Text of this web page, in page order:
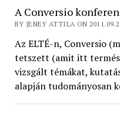
A Conversio
BY JENEY ATTILA ON
Az ELTÉ-n, Conversio
tetszett (amit itt
vizsgált témákat,
alapján tudományosan